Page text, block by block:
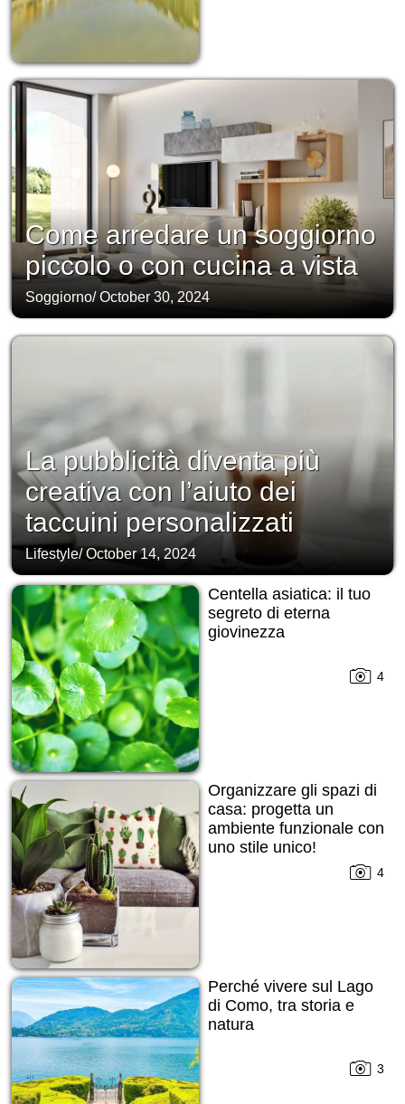
Come arredare un soggiorno
piccolo o con cucina a vista
Soggiorno/October 30, 2024
La pubblicità diventa più
creativa con l’aiuto dei
taccuini personalizzati
Lifestyle/October 14, 2024
Centella asiatica: il tuo
segreto di eterna
giovinezza
4
Organizzare gli spazi di
casa: progetta un
ambiente funzionale con
uno stile unico!
4
Perché vivere sul Lago
di Como, tra storia e
natura
3